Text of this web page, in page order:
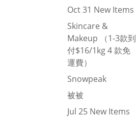
Oct 31 New Items
Skincare &
Makeup （1-3款到
付$16/1kg 4 款免
運費）
Snowpeak
被被
Jul 25 New Items